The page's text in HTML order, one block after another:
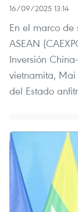
16/09/2025 13:14
En el marco
ASEAN
Inversión
vietnamita, Mai
del Estado